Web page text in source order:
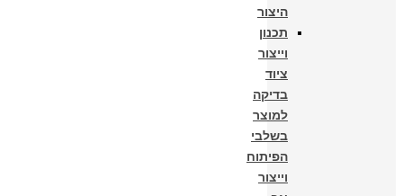
היצור​
תכנון
וייצור
ציוד
בדיקה
למוצר
בשלבי
הפיתוח
וייצור